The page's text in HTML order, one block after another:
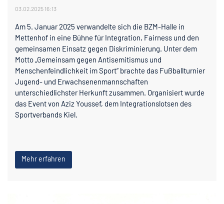
03.02.2025 16:13
Am 5. Januar 2025 verwandelte sich die BZM-Halle in
Mettenhof in eine Bühne für Integration, Fairness und den
gemeinsamen Einsatz gegen Diskriminierung. Unter dem
Motto „Gemeinsam gegen Antisemitismus und
Menschenfeindlichkeit im Sport“ brachte das Fußballturnier
Jugend- und Erwachsenenmannschaften
unterschiedlichster Herkunft zusammen. Organisiert wurde
das Event von Aziz Youssef, dem Integrationslotsen des
Sportverbands Kiel.
Mehr erfahren